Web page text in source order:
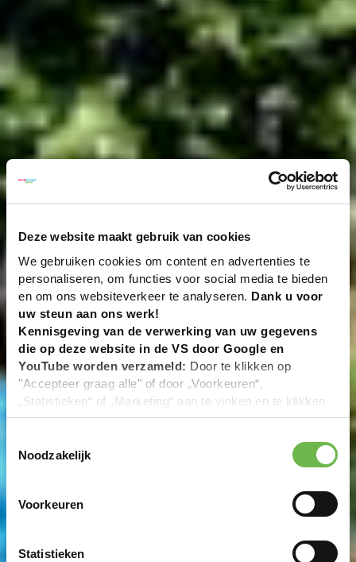
Deze website maakt gebruik van cookies
We gebruiken cookies om content en advertenties te
personaliseren, om functies voor social media te bieden
en om ons websiteverkeer te analyseren. Dank u voor
uw steun aan ons werk!
Kennisgeving van de verwerking van uw gegevens
die op deze website in de VS door Google en
YouTube worden verzameld: Door te klikken op
"Accepteer graag alle" of door „Voorkeuren“,
„Statistieken“ of „Marketing“ aan te vinken en te klikken
op "Selectie handmatig instellen", stemt u er ook mee in
overeenstemming met Art. 49 (1) zin 1 lit. a DSGVO. De
VS zijn door het Europees Hof van Justitie beoordeeld
gegevensbescherming volgens EU-normen. In het
Amerikaanse autoriteiten worden verwerkt voor controle-
en toezichtdoeleinden, mogelijk ook zonder enig
Noodzakelijk
Voorkeuren
Statistieken